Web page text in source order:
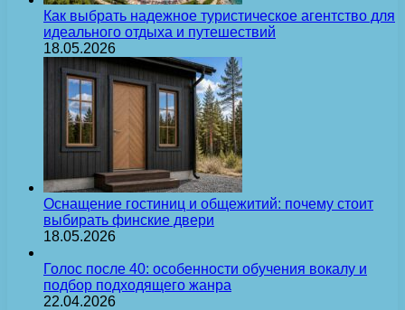
Как выбрать надежное туристическое агентство для
идеального отдыха и путешествий
18.05.2026
Оснащение гостиниц и общежитий: почему стоит
выбирать финские двери
18.05.2026
Голос после 40: особенности обучения вокалу и
подбор подходящего жанра
22.04.2026